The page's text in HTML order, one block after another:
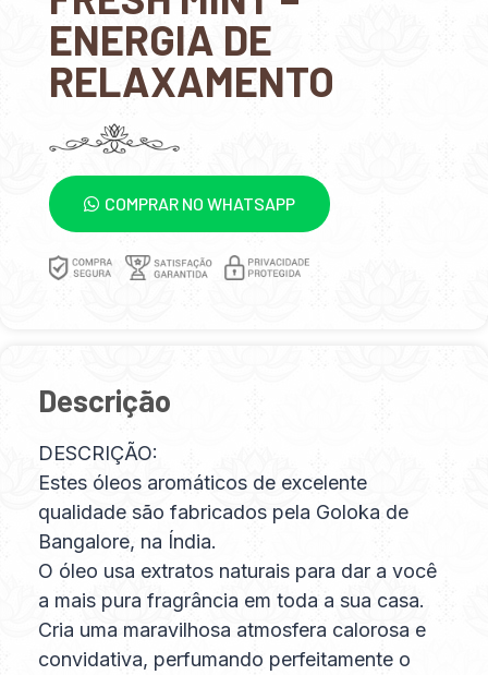
ENERGIA DE
RELAXAMENTO
COMPRAR NO WHATSAPP
Descrição
DESCRIÇÃO:
Estes óleos aromáticos de excelente
qualidade são fabricados pela Goloka de
Bangalore, na Índia.
O óleo usa extratos naturais para dar a você
a mais pura fragrância em toda a sua casa.
Cria uma maravilhosa atmosfera calorosa e
convidativa, perfumando perfeitamente o